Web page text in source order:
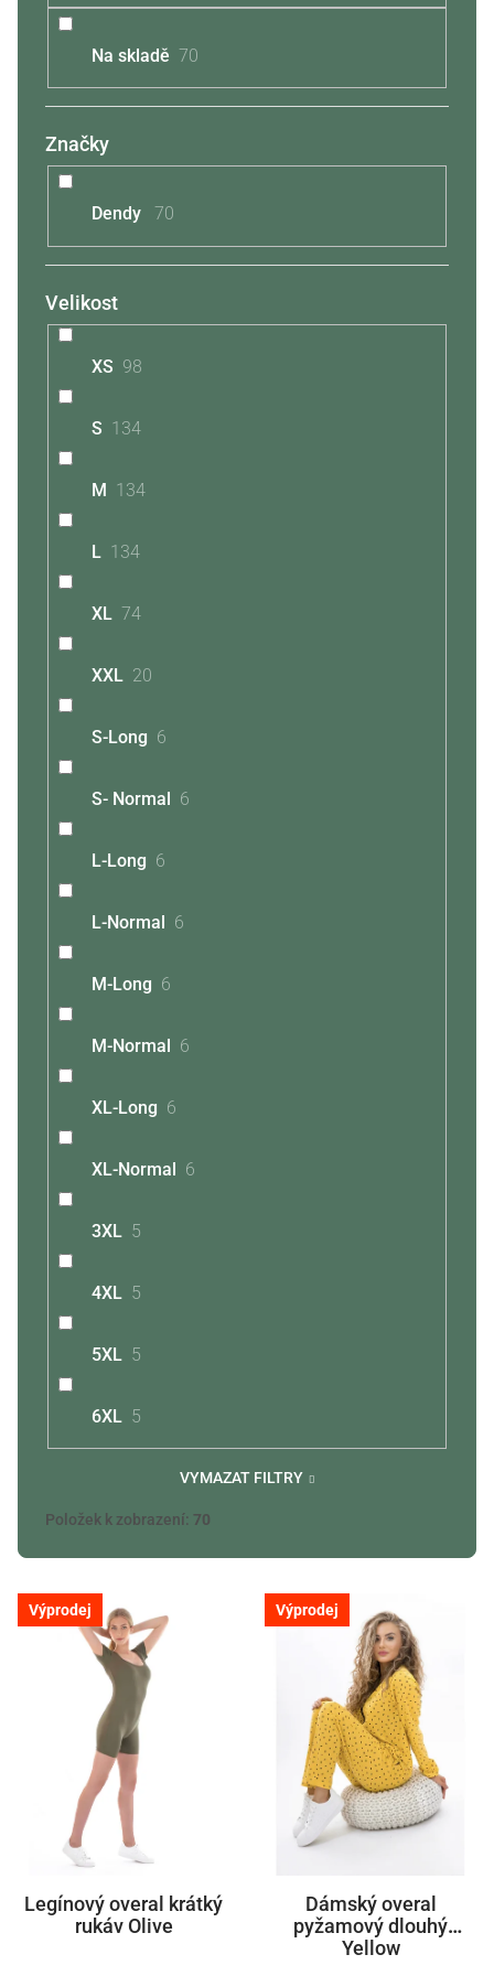
Na skladě 70
Značky
Dendy 70
Velikost
XS 98
S 134
M 134
L 134
XL 74
XXL 20
S-Long 6
S- Normal 6
L-Long 6
L-Normal 6
M-Long 6
M-Normal 6
XL-Long 6
XL-Normal 6
3XL 5
4XL 5
5XL 5
6XL 5
VYMAZAT FILTRY
Položek k zobrazení: 70
V
ý Výprodej
Legínový overal krátký
rukáv Olive
Výprodej
Dámský overal
pyžamový dlouhý
Yellow